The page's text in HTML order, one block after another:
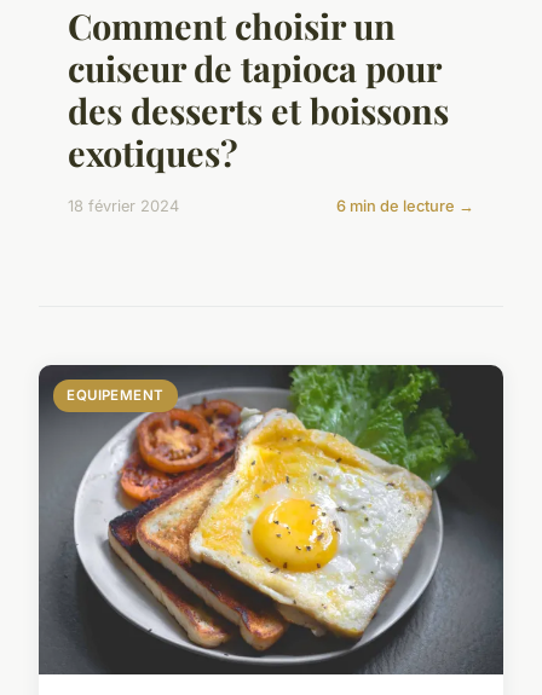
Comment choisir un
cuiseur de tapioca pour
des desserts et boissons
exotiques?
18 février 2024 6 min de lecture →
EQUIPEMENT